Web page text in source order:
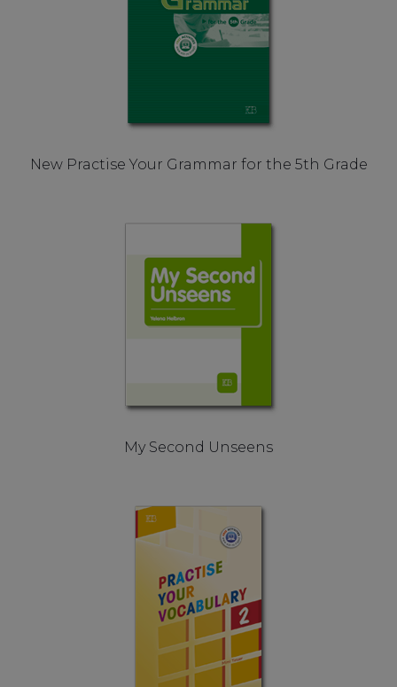
New Practise Your Grammar for the 5th Grade
My Second Unseens